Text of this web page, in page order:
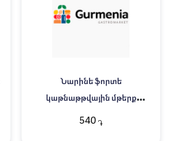
Նարինե ֆորտե
կաթնաթթվային մթերք
Պանացեա 120գ
540 ֏